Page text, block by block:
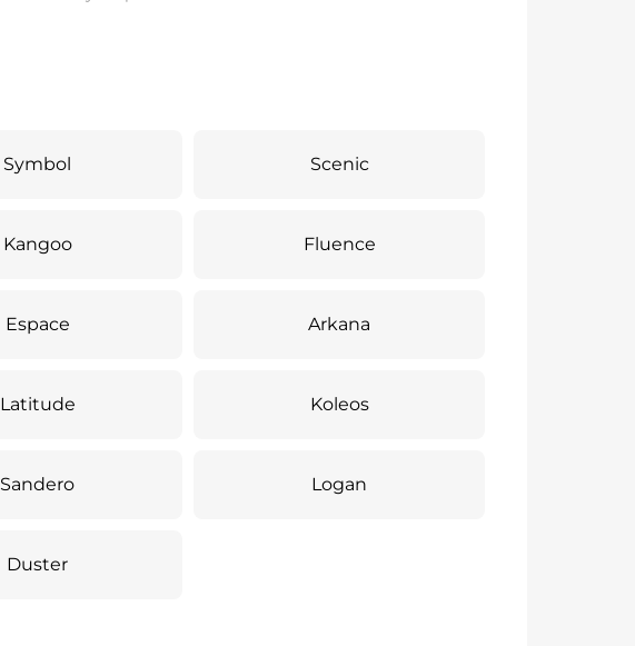
Symbol Scenic
Kangoo Fluence
Espace Arkana
Latitude Koleos
Sandero Logan
Duster